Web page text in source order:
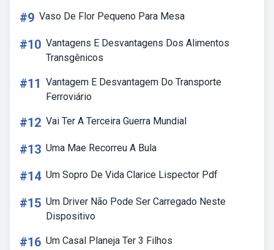
#9 Vaso De Flor Pequeno Para Mesa
#10 Vantagens E Desvantagens Dos Alimentos
Transgênicos
#11 Vantagem E Desvantagem Do Transporte
Ferroviário
#12 Vai Ter A Terceira Guerra Mundial
#13 Uma Mae Recorreu A Bula
#14 Um Sopro De Vida Clarice Lispector Pdf
#15 Um Driver Não Pode Ser Carregado Neste
Dispositivo
#16 Um Casal Planeja Ter 3 Filhos